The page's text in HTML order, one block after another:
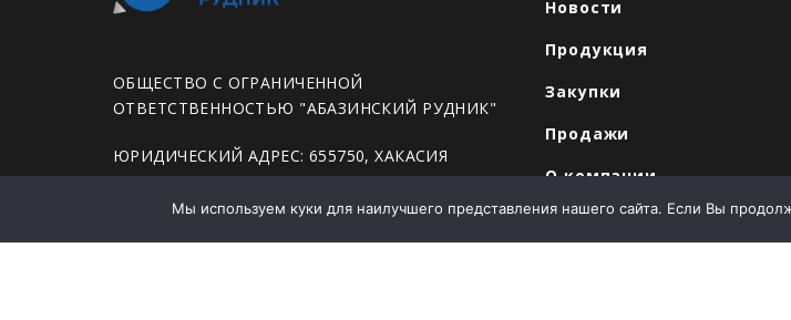
ОБЩЕСТВО С ОГРАНИЧЕННОЙ
ОТВЕТСТВЕННОСТЬЮ "АБАЗИНСКИЙ РУДНИК"
ЮРИДИЧЕСКИЙ АДРЕС: 655750, ХАКАСИЯ
РЕСПУБЛИКА, ГОРОД АБАЗА, УЛИЦА ЛЕНИНА,
ДОМ 35А, ПОМЕЩЕНИЕ 78
Новости
Продукция
Закупки
Продажи
О компании
Контакты
Мы используем куки для наилучшего представления нашего сайта. Если Вы